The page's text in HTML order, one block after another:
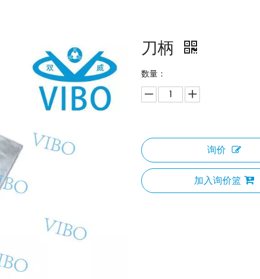
刀柄
数量：
询价
加入询价篮